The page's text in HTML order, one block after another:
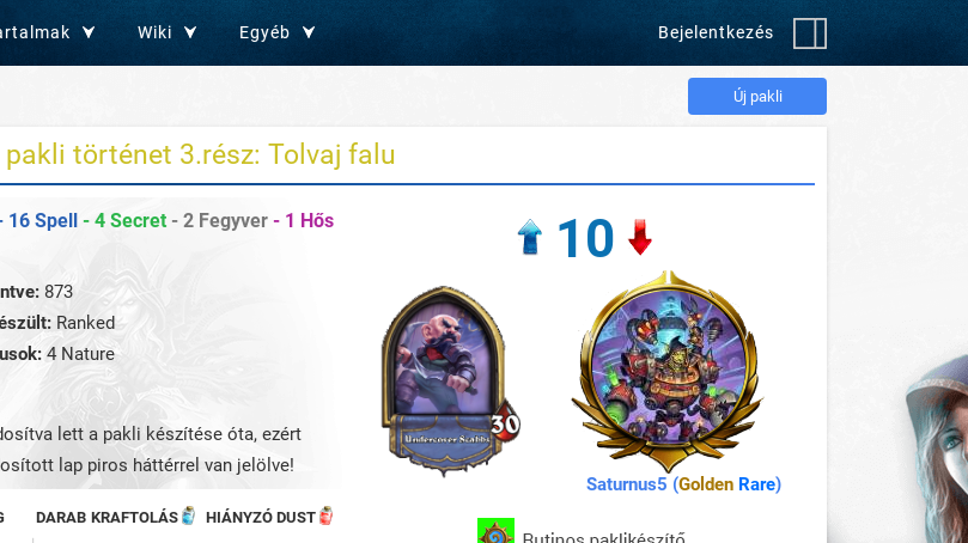
Wiki Egyéb Bejelentkezés
Új pakli
pakli történet 3.rész: Tolvaj falu
16 Spell- 4 Secret- 2 Fegyver- 1 Hős
873
Ranked
4 Nature
lett a pakli készítése óta, ezért
lap piros háttérrel van jelölve!
DARAB KRAFTOLÁS
HIÁNYZÓ DUST
10
Saturnus5 (Golden Rare)